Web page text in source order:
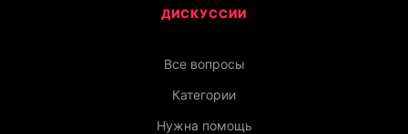
ДИСКУССИИ
Все вопросы
Категории
Нужна помощь